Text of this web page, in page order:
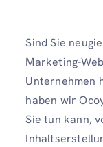
Sind Sie
Marketing-
Unternehmen
haben wir
Sie tun kann,